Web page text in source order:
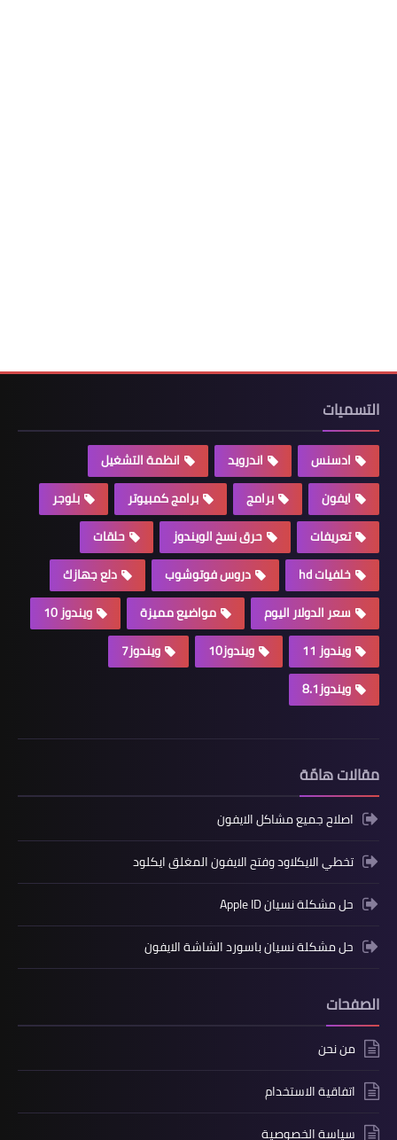
التسميات
ادسنس اندرويد
انظمة التشغيل
ايفون
برامج برامج كمبيوتر
بلوجر
تعريفات
حرق نسخ الويندوز
حلقات
خلفيات hd
دروس فوتوشوب
دلع جهازك
سعر الدولار اليوم
مواضيع مميزة
ويندوز 10
ويندوز 11
ويندوز10
ويندوز7
ويندوز8.1
مقالات هامّة
اصلاح جميع مشاكل الايفون
تخطي الايكلاود وفتح الايفون المغلق ايكلود
حل مشكلة نسيان Apple ID
حل مشكلة نسيان باسورد الشاشة الايفون
الصفحات
من نحن
اتفاقية الاستخدام
سياسة الخصوصية